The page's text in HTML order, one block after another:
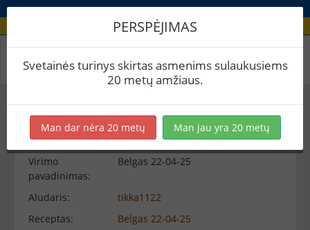
Virimo peržiūra
−
Virimo informacija
Virimo
pavadinimas:
Belgas 22-04-25
Aludaris:
tikka1122
Receptas:
Belgas 22-04-25
PERSPĖJIMAS
Svetainės turinys skirtas asmenims sulaukusiems
20 metų amžiaus.
Man dar nėra 20 metų Man jau yra 20 metų